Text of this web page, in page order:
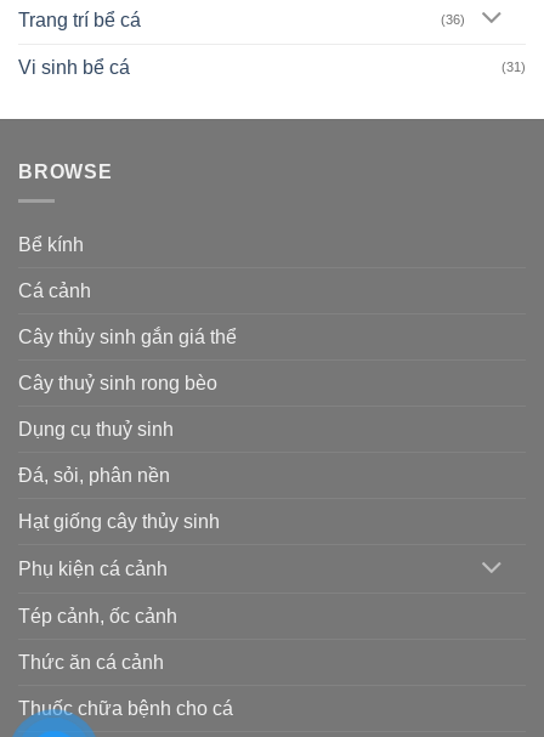
Trang trí bể cá (36)
Vi sinh bể cá (31)
BROWSE
Bể kính
Cá cảnh
Cây thủy sinh gắn giá thể
Cây thuỷ sinh rong bèo
Dụng cụ thuỷ sinh
Đá, sỏi, phân nền
Hạt giống cây thủy sinh
Phụ kiện cá cảnh
Tép cảnh, ốc cảnh
Thức ăn cá cảnh
Thuốc chữa bệnh cho cá